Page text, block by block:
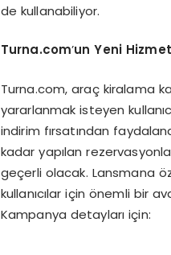
de kullanabiliyor.
Turna.com’un Yeni
Turna.com, araç kiralama
yararlanmak isteyen
indirim fırsatından
kadar yapılan
geçerli olacak. Lansmana
kullanıcılar için önemli bir
Kampanya detayları için: